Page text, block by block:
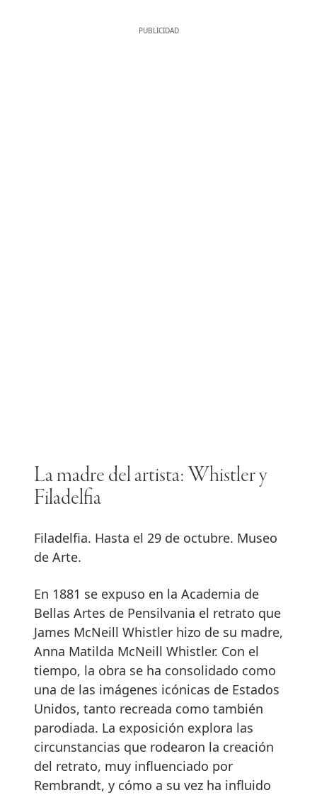
La madre del artista: Whistler y
Filadelfia
Filadelfia. Hasta el 29 de octubre. Museo
de Arte.
En 1881 se expuso en la Academia de
Bellas Artes de Pensilvania el retrato que
James McNeill Whistler hizo de su madre,
Anna Matilda McNeill Whistler. Con el
tiempo, la obra se ha consolidado como
una de las imágenes icónicas de Estados
Unidos, tanto recreada como también
parodiada. La exposición explora las
circunstancias que rodearon la creación
del retrato, muy influenciado por
Rembrandt, y cómo a su vez ha influido